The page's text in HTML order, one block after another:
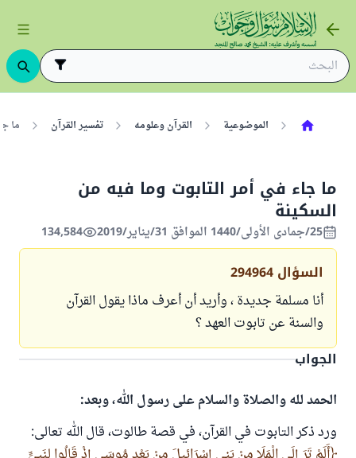
الموضوعية القرآن وعلومه تفسير القرآن ما
ما جاء في أمر التابوت وما فيه من
السكينة
25/جمادى الأولى/1440 الموافق 31/يناير/2019 134,584
السؤال 294964
أنا مسلمة جديدة ، وأريد أن أعرف ماذا يقول القرآن
والسنة عن تابوت العهد ؟
الجواب
الحمد لله والصلاة والسلام على رسول الله، وبعد:
ورد ذكر التابوت في القرآن، في قصة طالوت، قال الله تعالى: